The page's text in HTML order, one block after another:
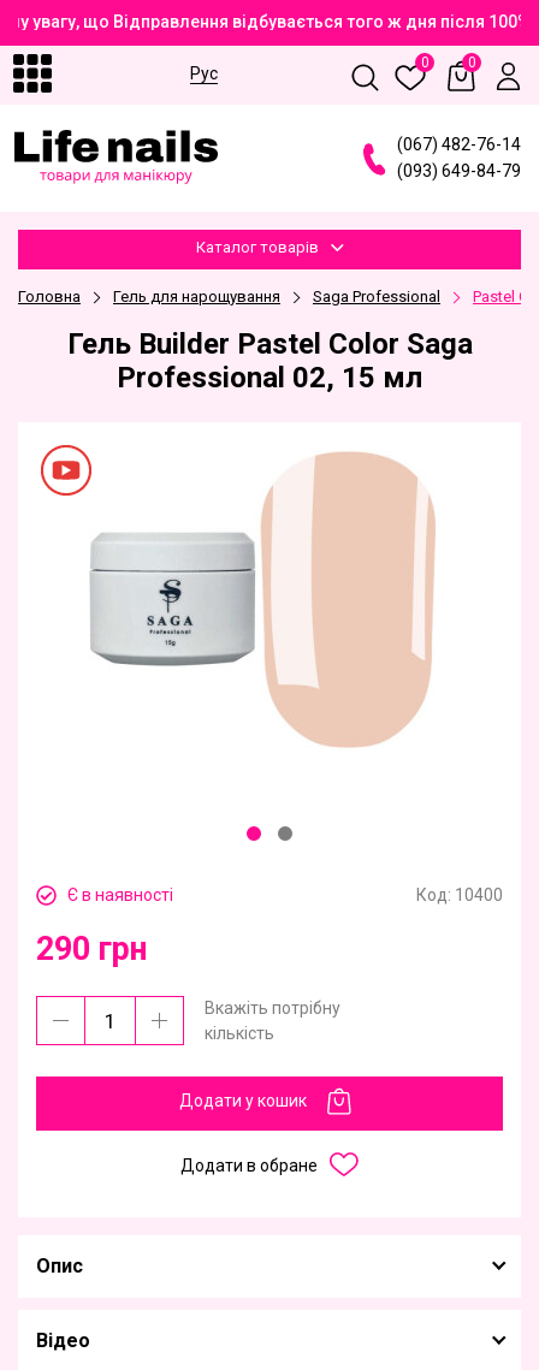
увагу, що Відправлення відбувається того ж дня після
Рус
0 0
(067) 482-76-14
(093) 649-84-79
Каталог товарів
Головна Гель для нарощування Saga Professional Pastel
Гель Builder Pastel Color Saga
Professional 02, 15 мл
Є в наявності Код: 10400
290 грн
Вкажіть потрібну
кількість
Додати у кошик
Додати в обране
Опис
Відео